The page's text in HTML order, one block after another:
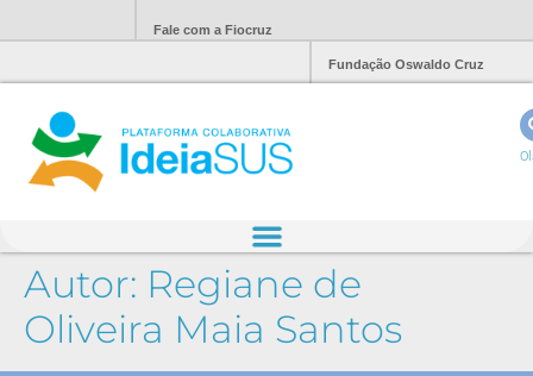
Fale com a Fiocruz
Fundação Oswaldo Cruz
Autor: Regiane de
Oliveira Maia Santos